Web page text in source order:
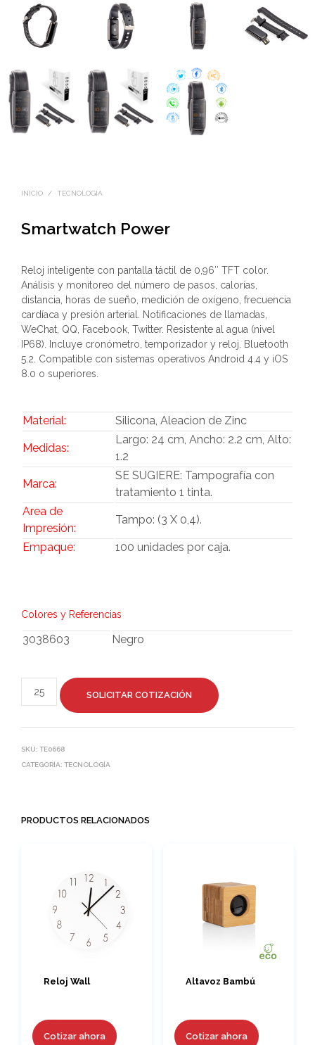
INICIO / TECNOLOGÍA
Smartwatch Power
Reloj inteligente con pantalla táctil de 0,96″ TFT color.
Análisis y monitoreo del número de pasos, calorías,
distancia, horas de sueño, medición de oxígeno, frecuencia
cardíaca y presión arterial. Notificaciones de llamadas,
WeChat, QQ, Facebook, Twitter. Resistente al agua (nivel
IP68). Incluye cronómetro, temporizador y reloj. Bluetooth
5.2. Compatible con sistemas operativos Android 4.4 y iOS
8.0 o superiores.
Material: Silicona, Aleacion de Zinc
Medidas:
Largo: 24 cm, Ancho: 2.2 cm, Alto:
1.2
Marca:
SE SUGIERE: Tampografía con
tratamiento 1 tinta.
Area de
Impresión:
Tampo: (3 X 0,4).
Empaque: 100 unidades por caja.
Colores y Referencias
3038603 Negro
SOLICITAR COTIZACIÓN
SKU: TE0668
CATEGORÍA: TECNOLOGÍA
PRODUCTOS RELACIONADOS
Reloj Wall
Cotizar ahora
Altavoz Bambú
Cotizar ahora